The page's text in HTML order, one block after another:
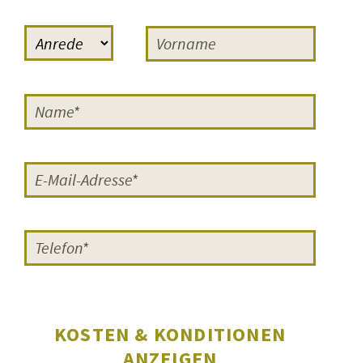
Regisseurin Cornelia Grünberg,
die häufig bei FILMERNST zu Gast
Moderator Sven-Ole Knuth. Er hat
die Schüler und Schülerinnen sehr
künstlerischer Dokumentarfilm als
auch in die Problematik der Teen-
Moms. Ich muss sagen, dass dasdie
besten Moderationen
ich auf meiner Reise mit ›Vierzehn‹
Zum anderen derRegisseur Bernd
KOSTEN & KONDITIONEN